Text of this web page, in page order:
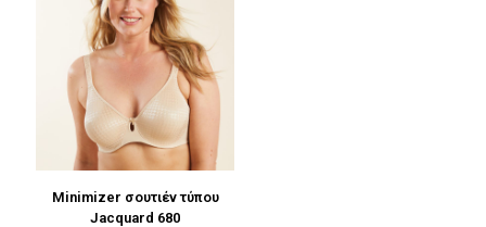
Minimizer σουτιέν τύπου
Jacquard 680